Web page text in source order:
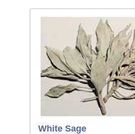
White Sage